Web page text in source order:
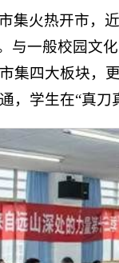
集火热开市，
与一般校园文
集四大板块
，学生在“真刀